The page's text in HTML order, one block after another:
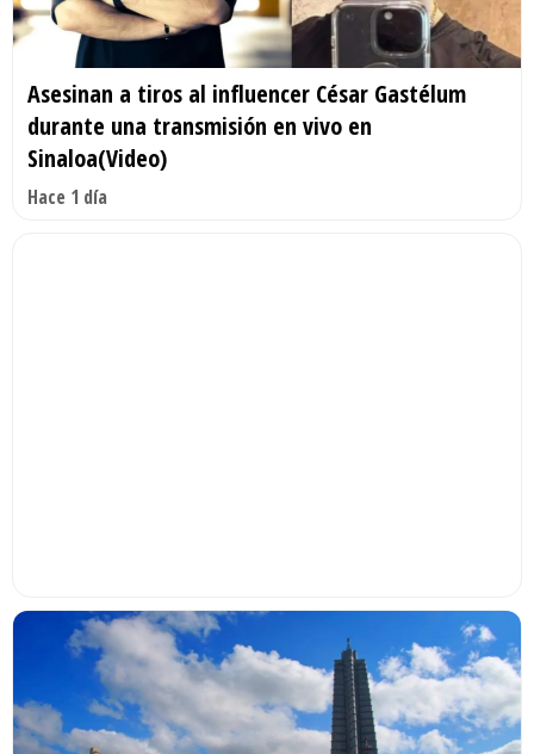
Asesinan a tiros al influencer César Gastélum
durante una transmisión en vivo en
Sinaloa(Video)
Hace 1 día